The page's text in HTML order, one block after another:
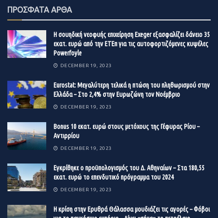
Η κατανάλωση αναμένεται ότι θα αυξηθεί κατά 1,7
κατά μέσο όρο τα 101,6 εκατ. βαρέλια την ημέρα.
Σχολιάζοντας τις προβλέψεις, το Bloomberg ανέφερε
ότι, παρά την προειδοποίηση, ο ΙΕΑ χαμηλώνει τον τόνο
του. Ο ΙΕΑ πριν από λίγες εβδομάδες υπογράμμιζε τον
κίνδυνο συμπίεσης της προσφοράς και προέτρεπε τον
συνασπισμό του ΟΠΕΚ+ να αναστρέψει τις τελευταίες
του μειώσεις παραγωγής.
Η ρωσική παραγωγή
Ο ΙΕΑ αναγνώρισε ότι οι ρωσικές εξαγωγές συνέχισαν να
αυξάνονται παρά τις επανειλημμένες προβλέψεις του
ότι το μποϊκοτάζ θα περικόψει τις αποστολές. Οι
υψηλό επτά μηνών, στα 8,1 εκατ. βαρέλια την ημέρα τον
Μουστάκας, LCWaikiki, Orchestra, Adidas, Parex, Pepcο,
Lilly Drogerie
και McDonald’s.
ΠΡΟΣΦΑΤΑ ΑΡΘΑ
Η σουηδική νεοφυής επιχείρηση Exeger εξασφαλίζει δάνειο 35
εκατ. ευρώ από την ΕΤΕπ για τις αυτοφορτιζόμενες κυψέλες
Powerfoyle
DECEMBER 19, 2023
Eurostat: Μεγαλύτερη τελικά η πτώση του πληθωρισμού στην
Ελλάδα – Στο 2,4% στην Ευρωζώνη τον Νοέμβριο
DECEMBER 19, 2023
Βonus 10 εκατ. ευρώ στους μετόχους της Γέφυρας Ρίου –
Αντιρρίου
DECEMBER 19, 2023
Εγκρίθηκε ο προϋπολογισμός του Δ. Αθηναίων – Στα 180,55
εκατ. ευρώ το επενδυτικό πρόγραμμα του 2024
DECEMBER 19, 2023
Η κρίση στην Ερυθρά Θάλασσα μουδιάζει τις αγορές – Φόβοι